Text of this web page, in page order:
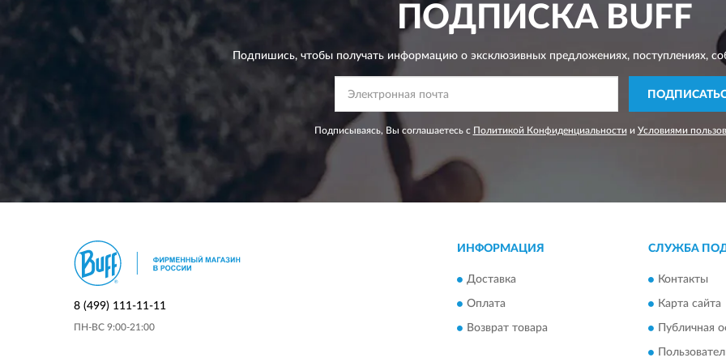
ПОДПИСКАBUFF
Подпишись, чтобы получать информацию о эксклюзивных предложениях,поступлениях,
Подписываясь, Вы соглашаетесь с Политикой Конфиденциальности и Условиями
8 (499) 111-11-11
ПН-ВС 9:00-21:00
ИНФОРМАЦИЯ
Доставка
Оплата
Возврат товара
СЛУЖБА
Контакты
Карта сайта
Публичная